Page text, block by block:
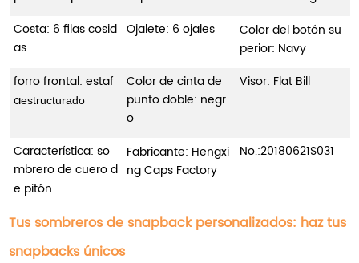
Costa: 6 filas cosid
as
Ojalete: 6 ojales
Color del botón su
perior: Navy
forro frontal: estaf
aestructurado
Color de cinta de
punto doble: negr
o
Visor: Flat Bill
Característica: so
mbrero de cuero d
e pitón
Fabricante: Hengxi
ng Caps Factory
No.:20180621S031
Tus sombreros de snapback personalizados: haz tus
snapbacks únicos